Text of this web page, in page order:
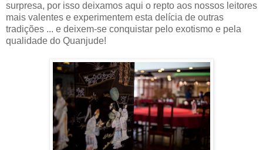
surpresa, por isso deixamos aqui o repto aos nossos leitores
mais valentes e experimentem esta delícia de outras
tradições ... e deixem-se conquistar pelo exotismo e pela
qualidade do Quanjude!